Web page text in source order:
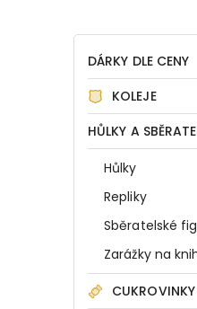
DÁRKY DLE CENY
KOLEJE
HŮLKY A
Hůlky
Repliky
Sběratelské
Zarážky na
CUKROVINKY